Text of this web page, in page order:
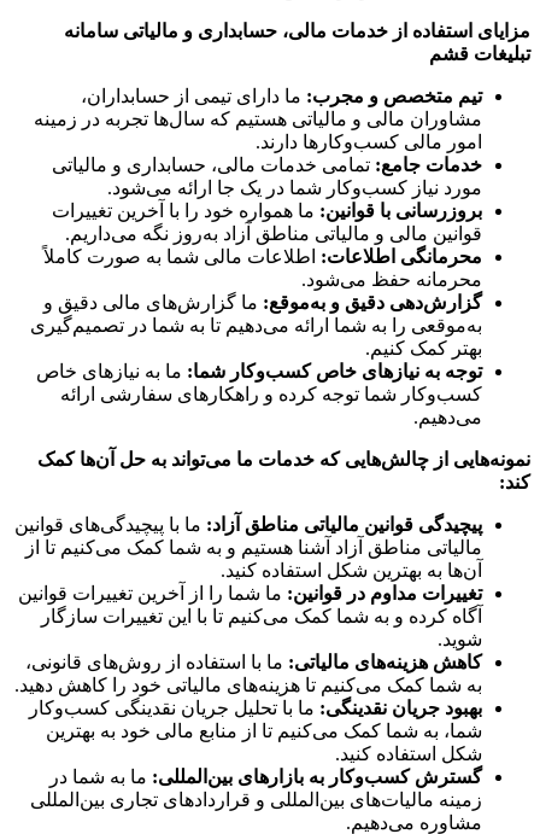
مزایای استفاده از خدمات مالی، حسابداری و مالیاتی سامانه
تبلیغات قشم
تیم متخصص و مجرب: ما دارای تیمی از حسابداران،
مشاوران مالی و مالیاتی هستیم که سال‌ها تجربه در زمینه
امور مالی کسب‌وکارها دارند.
خدمات جامع: تمامی خدمات مالی، حسابداری و مالیاتی
مورد نیاز کسب‌وکار شما در یک جا ارائه می‌شود.
بروزرسانی با قوانین: ما همواره خود را با آخرین تغییرات
قوانین مالی و مالیاتی مناطق آزاد به‌روز نگه می‌داریم.
محرمانگی اطلاعات: اطلاعات مالی شما به صورت کاملاً
محرمانه حفظ می‌شود.
گزارش‌دهی دقیق و به‌موقع: ما گزارش‌های مالی دقیق و
به‌موقعی را به شما ارائه می‌دهیم تا به شما در تصمیم‌گیری
بهتر کمک کنیم.
توجه به نیازهای خاص کسب‌وکار شما: ما به نیازهای خاص
کسب‌وکار شما توجه کرده و راهکارهای سفارشی ارائه
می‌دهیم.
نمونه‌هایی از چالش‌هایی که خدمات ما می‌تواند به حل آن‌ها کمک
کند:
پیچیدگی قوانین مالیاتی مناطق آزاد: ما با پیچیدگی‌های قوانین
مالیاتی مناطق آزاد آشنا هستیم و به شما کمک می‌کنیم تا از
آن‌ها به بهترین شکل استفاده کنید.
تغییرات مداوم در قوانین: ما شما را از آخرین تغییرات قوانین
آگاه کرده و به شما کمک می‌کنیم تا با این تغییرات سازگار
شوید.
کاهش هزینه‌های مالیاتی: ما با استفاده از روش‌های قانونی،
به شما کمک می‌کنیم تا هزینه‌های مالیاتی خود را کاهش دهید.
بهبود جریان نقدینگی: ما با تحلیل جریان نقدینگی کسب‌وکار
شما، به شما کمک می‌کنیم تا از منابع مالی خود به بهترین
شکل استفاده کنید.
گسترش کسب‌وکار به بازارهای بین‌المللی: ما به شما در
زمینه مالیات‌های بین‌المللی و قراردادهای تجاری بین‌المللی
مشاوره می‌دهیم.